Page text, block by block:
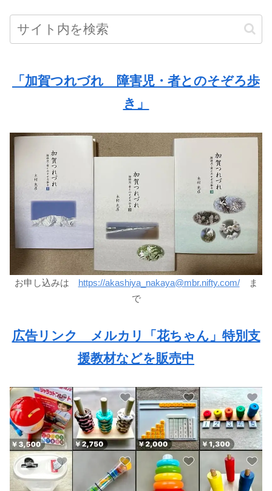
「加賀つれづれ 障害児・者とのそぞろ歩
き」
お申し込みは https://akashiya_nakaya@mbr.nifty.com/ま
で
広告リンク メルカリ「花ちゃん」特別支
援教材などを販売中